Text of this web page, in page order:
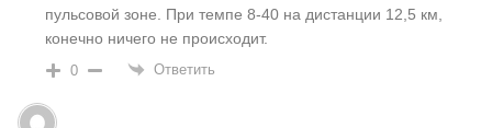
пульсовой зоне. При темпе 8-40 на дистанции 12,5 км,
конечно ничего не происходит.
0 Ответить